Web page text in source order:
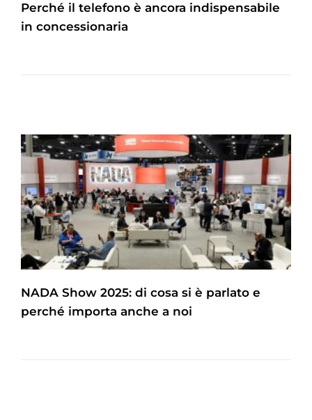
Perché il telefono è ancora indispensabile
in concessionaria
NADA Show 2025: di cosa si è parlato e
perché importa anche a noi